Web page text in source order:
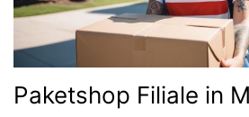
Paketshop Filiale in